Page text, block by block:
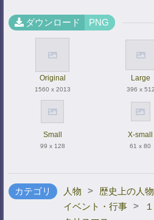
ダウンロード PNG
Original
1560 x 2013
Large
396 x 512
Small
99 x 128
X-small
61 x 80
カテゴリ 人物 > 歴史上の人物
イベント・行事 >